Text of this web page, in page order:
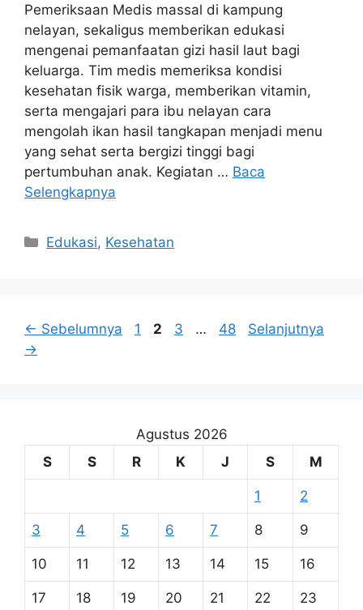
Pemeriksaan Medis massal di kampung
nelayan, sekaligus memberikan edukasi
mengenai pemanfaatan gizi hasil laut bagi
keluarga. Tim medis memeriksa kondisi
kesehatan fisik warga, memberikan vitamin,
serta mengajari para ibu nelayan cara
mengolah ikan hasil tangkapan menjadi menu
yang sehat serta bergizi tinggi bagi
pertumbuhan anak. Kegiatan … Baca
Selengkapnya
Kategori
Edukasi, Kesehatan
← Sebelumnya Halaman
1 Halaman
2 Halaman
3 … Halaman
48
Selanjutnya
→
Agustus 2026
S
S R K J S M
1 2
3 4 5 6 7 8 9
10 11 12 13 14 15 16
17 18 19 20 21 22 23